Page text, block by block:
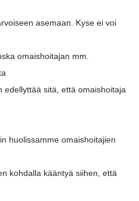
asemaan. Kyse ei voi
omaishoitajan mm.
edellyttää sitä, että omaishoitaja
huolissamme omaishoitajien
kohdalla kääntyä siihen, että